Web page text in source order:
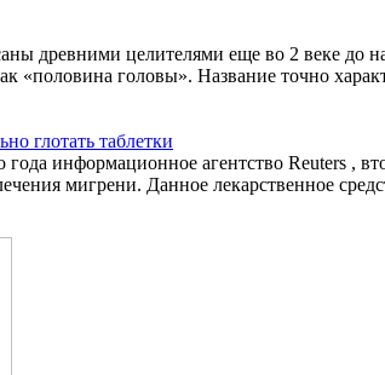
древними целителями еще во 2 веке до
«половина головы». Название точно
глотать таблетки
информационное агентство Reuters ,
мигрени. Данное лекарственное